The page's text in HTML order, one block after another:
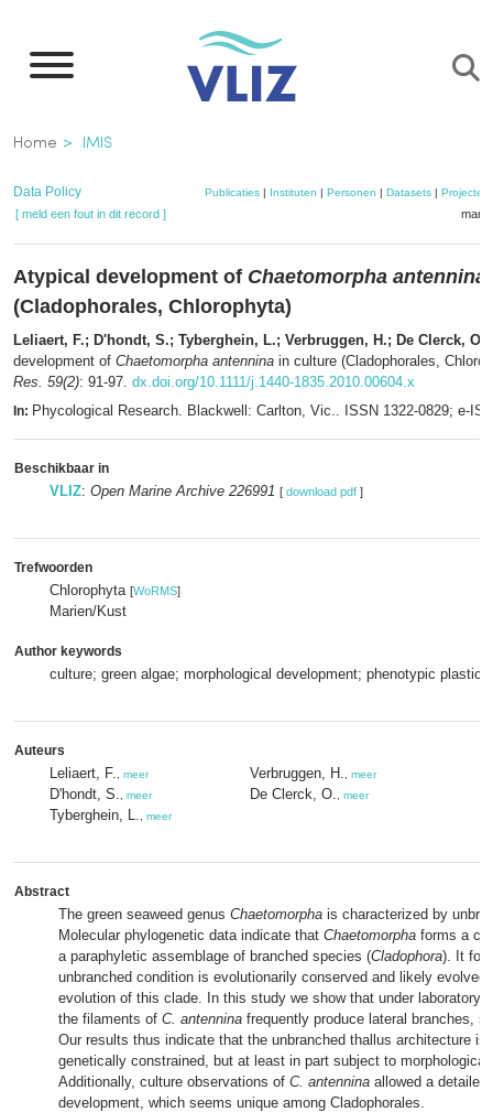
naar
inhoud
gaan
Kruimelpad
Home IMIS
Data Policy Publicaties| Instituten | Personen | Datasets| Projecten
[ meld een fout in dit record ]
Atypical development of Chaetomorpha antennina
(Cladophorales, Chlorophyta)
Leliaert, F.; D'hondt, S.; Tyberghein, L.; Verbruggen, H.; De Clerck, O.
development of Chaetomorpha antennina in culture (Cladophorales,
Res. 59(2): 91-97. dx.doi.org/10.1111/j.1440-1835.2010.00604.x
In: Phycological Research. Blackwell: Carlton, Vic.. ISSN 1322-0829; e-
Beschikbaar in
VLIZ: Open Marine Archive 226991 [ download pdf ]
Trefwoorden
Chlorophyta [WoRMS]
Marien/Kust
Author keywords
culture; green algae; morphological development; phenotypic
Auteurs
Leliaert, F. meer
D'hondt, S. meer
Tyberghein, L. meer
Verbruggen, H. meer
De Clerck, O. meer
Abstract
The green seaweed genus Chaetomorpha is characterized by
Molecular phylogenetic data indicate that Chaetomorpha forms a
a paraphyletic assemblage of branched species (Cladophora). It
unbranched condition is evolutionarily conserved and likely evolved
evolution of this clade. In this study we show that under laboratory
the filaments of C. antennina frequently produce lateral branches,
Our results thus indicate that the unbranched thallus architecture is
genetically constrained, but at least in part subject to
Additionally, culture observations of C. antennina allowed a
development, which seems unique among Cladophorales.